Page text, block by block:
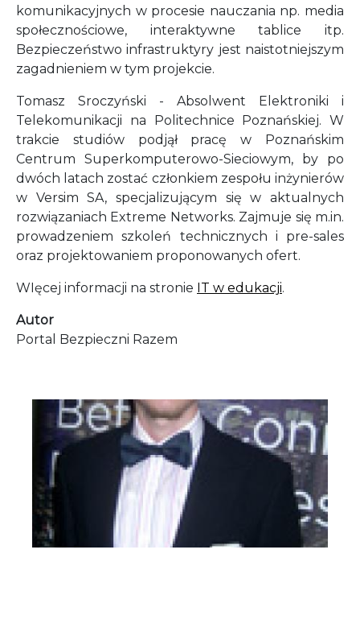
komunikacyjnych w procesie nauczania np. media
społecznościowe, interaktywne tablice itp.
Bezpieczeństwo infrastruktyry jest naistotniejszym
zagadnieniem w tym projekcie.
Tomasz Sroczyński - Absolwent Elektroniki i
Telekomunikacji na Politechnice Poznańskiej. W
trakcie studiów podjął pracę w Poznańskim
Centrum Superkomputerowo-Sieciowym, by po
dwóch latach zostać członkiem zespołu inżynierów
w Versim SA, specjalizującym się w aktualnych
rozwiązaniach Extreme Networks. Zajmuje się m.in.
prowadzeniem szkoleń technicznych i pre-sales
oraz projektowaniem proponowanych ofert.
WIęcej informacji na stronie IT w edukacji.
Autor
Portal Bezpieczni Razem